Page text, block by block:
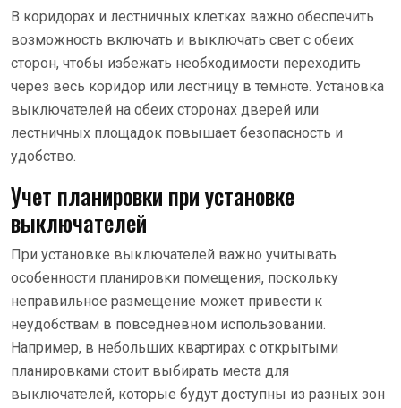
В коридорах и лестничных клетках важно обеспечить
возможность включать и выключать свет с обеих
сторон, чтобы избежать необходимости переходить
через весь коридор или лестницу в темноте. Установка
выключателей на обеих сторонах дверей или
лестничных площадок повышает безопасность и
удобство.
Учет планировки при установке
выключателей
При установке выключателей важно учитывать
особенности планировки помещения, поскольку
неправильное размещение может привести к
неудобствам в повседневном использовании.
Например, в небольших квартирах с открытыми
планировками стоит выбирать места для
выключателей, которые будут доступны из разных зон